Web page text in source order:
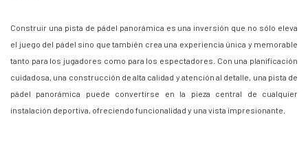
Construir una pista de pádel panorámica es una inversión que no sólo eleva
el juego del pádel sino que también crea una experiencia única y memorable
tanto para los jugadores como para los espectadores. Con una planificación
cuidadosa, una construcción de alta calidad y atención al detalle, una pista de
pádel panorámica puede convertirse en la pieza central de cualquier
instalación deportiva, ofreciendo funcionalidad y una vista impresionante.